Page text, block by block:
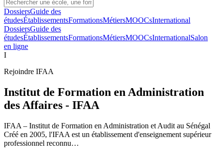
DossiersGuide des
étudesÉtablissementsFormationsMétiersMOOCsInternational
DossiersGuide des
étudesÉtablissementsFormationsMétiersMOOCsInternationalSalon
en ligne
I
Rejoindre IFAA
Institut de Formation en Administration
des Affaires - IFAA
IFAA – Institut de Formation en Administration et Audit au Sénégal
Créé en 2005, l'IFAA est un établissement d'enseignement supérieur
professionnel reconnu…